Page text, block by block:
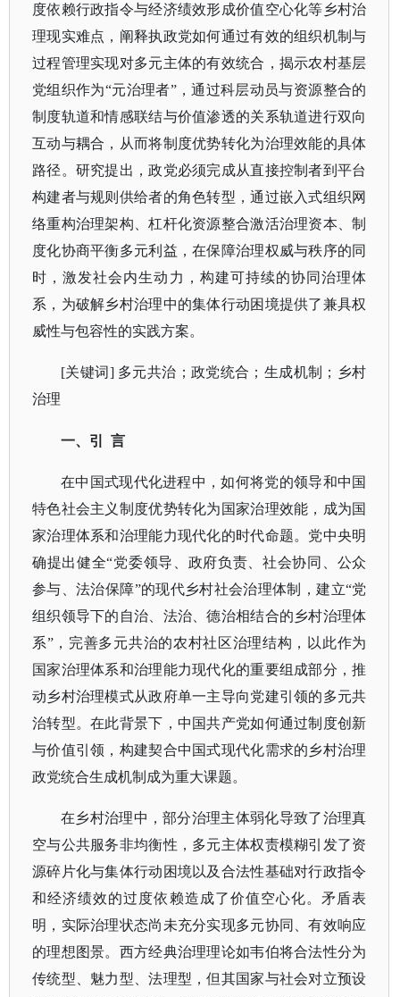
度依赖行政指令与经济绩效形成价值空心化等乡村治
理现实难点，阐释执政党如何通过有效的组织机制与
过程管理实现对多元主体的有效统合，揭示农村基层
党组织作为“元治理者”，通过科层动员与资源整合的
制度轨道和情感联结与价值渗透的关系轨道进行双向
互动与耦合，从而将制度优势转化为治理效能的具体
路径。研究提出，政党必须完成从直接控制者到平台
构建者与规则供给者的角色转型，通过嵌入式组织网
络重构治理架构、杠杆化资源整合激活治理资本、制
度化协商平衡多元利益，在保障治理权威与秩序的同
时，激发社会内生动力，构建可持续的协同治理体
系，为破解乡村治理中的集体行动困境提供了兼具权
威性与包容性的实践方案。
[关键词] 多元共治；政党统合；生成机制；乡村
治理
一、引 言
在中国式现代化进程中，如何将党的领导和中国
特色社会主义制度优势转化为国家治理效能，成为国
家治理体系和治理能力现代化的时代命题。党中央明
确提出健全“党委领导、政府负责、社会协同、公众
参与、法治保障”的现代乡村社会治理体制，建立“党
组织领导下的自治、法治、德治相结合的乡村治理体
系”，完善多元共治的农村社区治理结构，以此作为
国家治理体系和治理能力现代化的重要组成部分，推
动乡村治理模式从政府单一主导向党建引领的多元共
治转型。在此背景下，中国共产党如何通过制度创新
与价值引领，构建契合中国式现代化需求的乡村治理
政党统合生成机制成为重大课题。
在乡村治理中，部分治理主体弱化导致了治理真
空与公共服务非均衡性，多元主体权责模糊引发了资
源碎片化与集体行动困境以及合法性基础对行政指令
和经济绩效的过度依赖造成了价值空心化。矛盾表
明，实际治理状态尚未充分实现多元协同、有效响应
的理想图景。西方经典治理理论如韦伯将合法性分为
传统型、魅力型、法理型，但其国家与社会对立预设